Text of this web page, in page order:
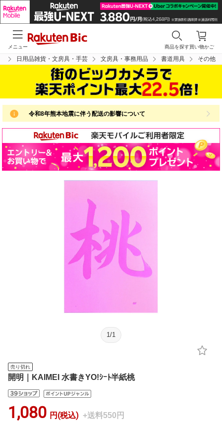
買い物かご
商品を探す
メニュー
日用品雑貨・文房具・手芸 文房具・事務用品 書道用具 その他
令和8年熊本地震に伴う配送の影響について
1 /1
売り切れ
開明｜KAIMEI 水書きYO!ｼｰﾄ半紙桃
1,080 円(税込) +送料550円